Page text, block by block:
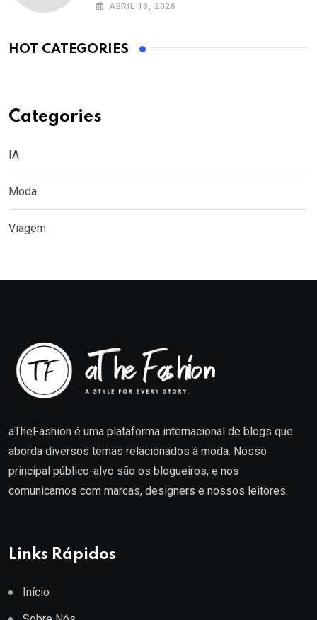
ABRIL 18, 2026
HOT CATEGORIES
Categories
IA
Moda
Viagem
aTheFashion é uma plataforma internacional de blogs que
aborda diversos temas relacionados à moda. Nosso
principal público-alvo são os blogueiros, e nos
comunicamos com marcas, designers e nossos leitores.
Links Rápidos
Início